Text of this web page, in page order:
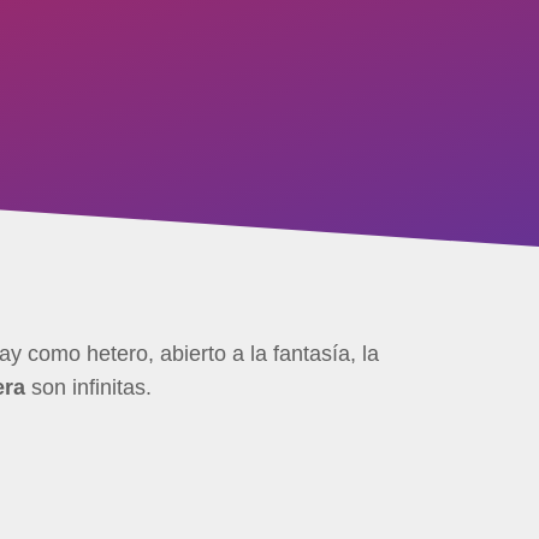
como hetero, abierto a la fantasía, la
son infinitas.